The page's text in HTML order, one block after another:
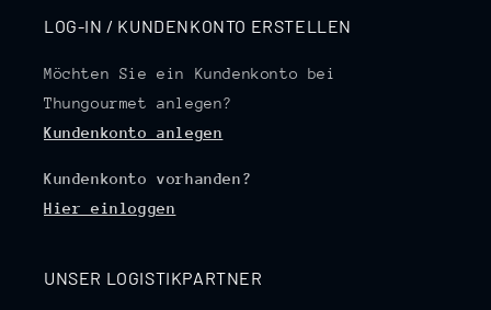
LOG-IN / KUNDENKONTO ERSTELLEN
Möchten Sie ein Kundenkonto bei
Thungourmet anlegen?
Kundenkonto anlegen
Kundenkonto vorhanden?
Hier einloggen
UNSER LOGISTIKPARTNER